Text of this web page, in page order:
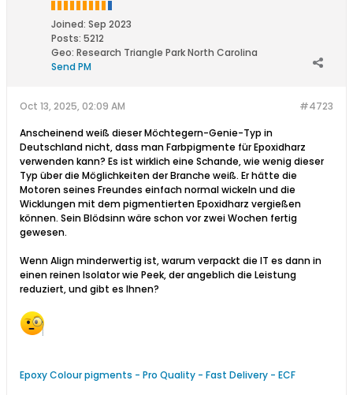
Joined: Sep 2023
Posts: 5212
Geo: Research Triangle Park North Carolina
Send PM
#4723
Oct 13, 2025, 02:09 AM
Anscheinend weiß dieser Möchtegern-Genie-Typ in
Deutschland nicht, dass man Farbpigmente für Epoxidharz
verwenden kann? Es ist wirklich eine Schande, wie wenig dieser
Typ über die Möglichkeiten der Branche weiß. Er hätte die
Motoren seines Freundes einfach normal wickeln und die
Wicklungen mit dem pigmentierten Epoxidharz vergießen
können. Sein Blödsinn wäre schon vor zwei Wochen fertig
gewesen.
Wenn Align minderwertig ist, warum verpackt die IT es dann in
einen reinen Isolator wie Peek, der angeblich die Leistung
reduziert, und gibt es Ihnen?
Epoxy Colour pigments - Pro Quality - Fast Delivery - ECF